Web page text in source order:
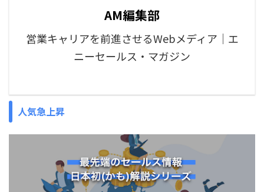
AM編集部
営業キャリアを前進させるWebメディア｜エ
ニーセールス・マガジン
人気急上昇